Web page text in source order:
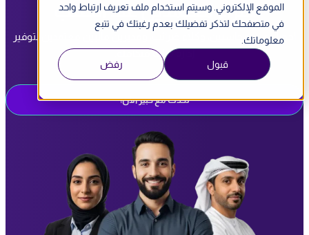
الموقع الإلكتروني. وسيتم استخدام ملف تعريف ارتباط واحد
في متصفحك لتذكر تفضيلك بعدم رغبتك في تتبع
معلوماتك.
قبول رفض
خبراء معتمدين عند الطلب
احصل على محاسبين، وكلاء ضرائب، ومديرين ماليين معتمدين لتوفير
إدارة مالية متكاملة.
تحدث مع خبير الآن!